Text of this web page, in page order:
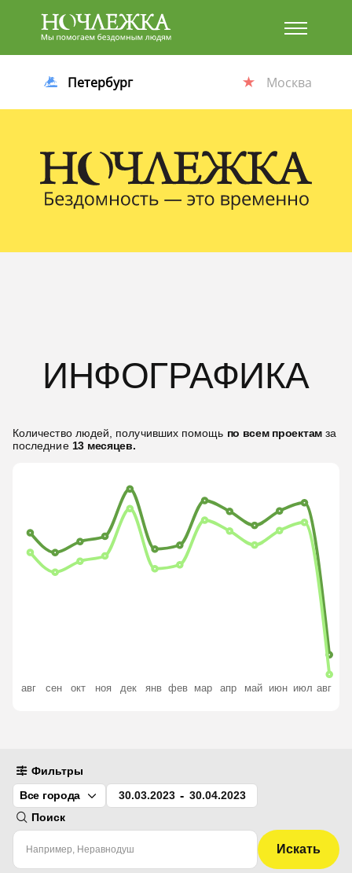
Баннер
Петербург Москва
ИНФОГРАФИКА
Количество людей, получивших помощь по всем проектам за
последние 13 месяцев.
авг сен окт ноя дек янв фев мар апр май июн июл авг
Фильтры
Все города
-
Поиск
Искать